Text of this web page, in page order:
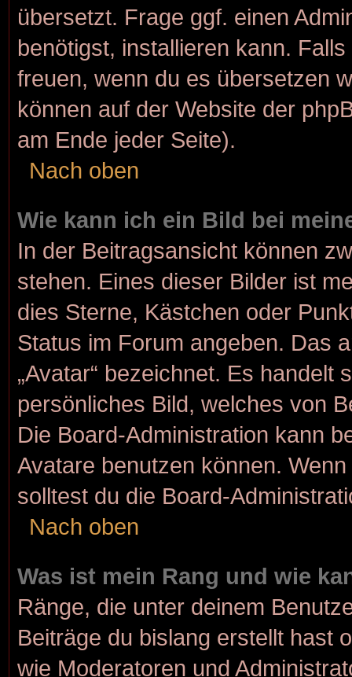
übersetzt. Frage ggf. einen
benötigst, installieren kann.
freuen, wenn du es übersetzen
können auf der Website der
am Ende jeder Seite).
Nach oben
Wie kann ich ein Bild bei
In der Beitragsansicht können
stehen. Eines dieser Bilder ist
dies Sterne, Kästchen oder
Status im Forum angeben. Das
„Avatar“ bezeichnet. Es handelt
persönliches Bild, welches von
Die Board-Administration kann
Avatare benutzen können.
solltest du die Board-
Nach oben
Was ist mein Rang und wie
Ränge, die unter deinem
Beiträge du bislang erstellt hast
wie Moderatoren und